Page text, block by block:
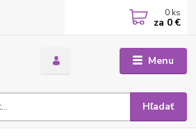
Menu
Hľadať
0 ks
za 0 €